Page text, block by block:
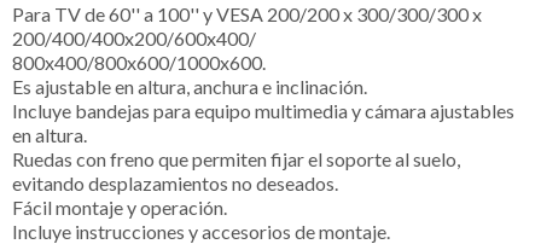
Para TV de 60'' a 100'' y VESA 200/200 x 300/300/300 x
200/400/400x200/600x400/
800x400/800x600/1000x600.
Es ajustable en altura, anchura e inclinación.
Incluye bandejas para equipo multimedia y cámara ajustables
en altura.
Ruedas con freno que permiten fijar el soporte al suelo,
evitando desplazamientos no deseados.
Fácil montaje y operación.
Incluye instrucciones y accesorios de montaje.